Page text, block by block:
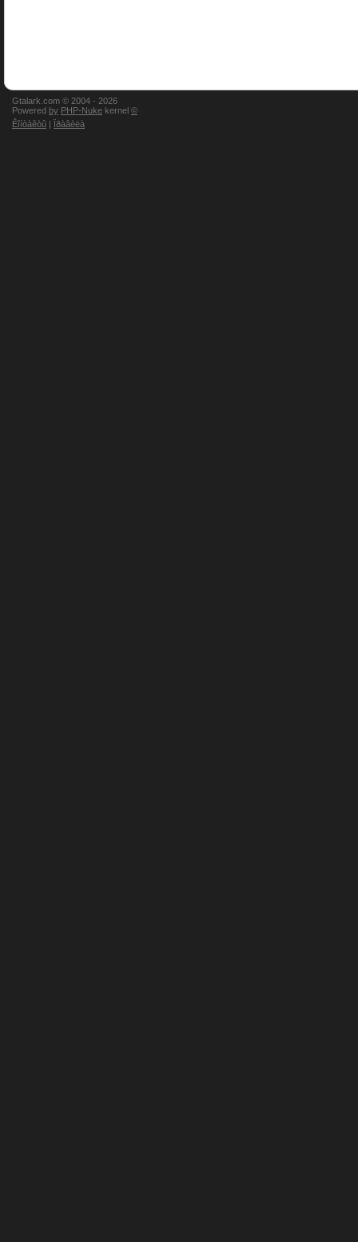
Gtalark.com © 2004 - 2026
Powered by PHP-Nuke kernel ©
Êîíòàêòû | Ïðàâèëà